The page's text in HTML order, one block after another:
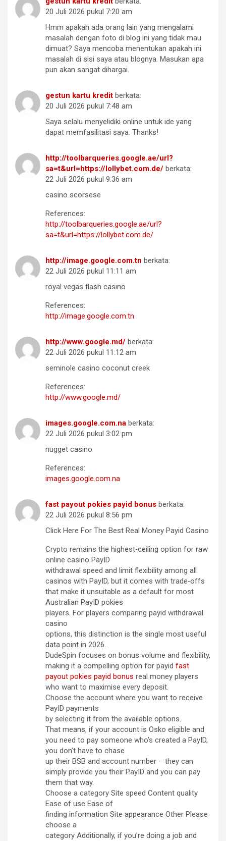
20 Juli 2026 pukul 7:20 am
Hmm apakah ada orang lain yang mengalami
masalah dengan foto di blog ini yang tidak mau
dimuat? Saya mencoba menentukan apakah ini
masalah di sisi saya atau blognya. Masukan apa
pun akan sangat dihargai.
gestun kartu kredit berkata:
20 Juli 2026 pukul 7:48 am
Saya selalu menyelidiki online untuk ide yang
dapat memfasilitasi saya. Thanks!
http://toolbarqueries.google.ae/url?
sa=t&url=https://lollybet.com.de/ berkata:
22 Juli 2026 pukul 9:36 am
casino scorsese
References:
http://toolbarqueries.google.ae/url?
sa=t&url=https://lollybet.com.de/
http://image.google.com.tn berkata:
22 Juli 2026 pukul 11:11 am
royal vegas flash casino
References:
http://image.google.com.tn
http://www.google.md/ berkata:
22 Juli 2026 pukul 11:12 am
seminole casino coconut creek
References:
http://www.google.md/
images.google.com.na berkata:
22 Juli 2026 pukul 3:02 pm
nugget casino
References:
images.google.com.na
fast payout pokies payid bonus berkata:
22 Juli 2026 pukul 8:56 pm
Click Here For The Best Real Money Payid Casino
Crypto remains the highest‑ceiling option for raw
online casino PayID
withdrawal speed and limit flexibility among all
casinos with PayID, but it comes with trade‑offs
that make it unsuitable as a default for most
Australian PayID pokies
players. For players comparing payid withdrawal
casino
options, this distinction is the single most useful
data point in 2026.
DudeSpin focuses on bonus volume and flexibility,
making it a compelling option for payid fast
payout pokies payid bonus real money players
who want to maximise every deposit.
Choose the account where you want to receive
PayID payments
by selecting it from the available options.
That means, if your account is Osko eligible and
you need to pay someone who’s created a PayID,
you don’t have to chase
up their BSB and account number – they can
simply provide you their PayID and you can pay
them that way.
Choose a category Site speed Content quality
Ease of use Ease of
finding information Site appearance Other Please
choose a
category Additionally, if you’re doing a job and